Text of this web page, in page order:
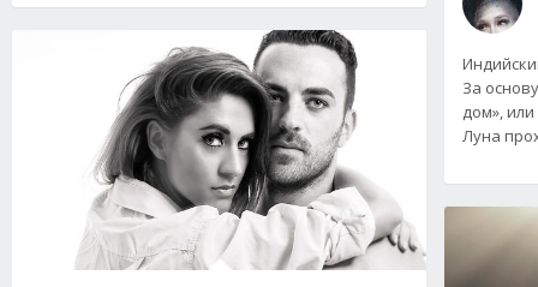
За
дом»,
Луна